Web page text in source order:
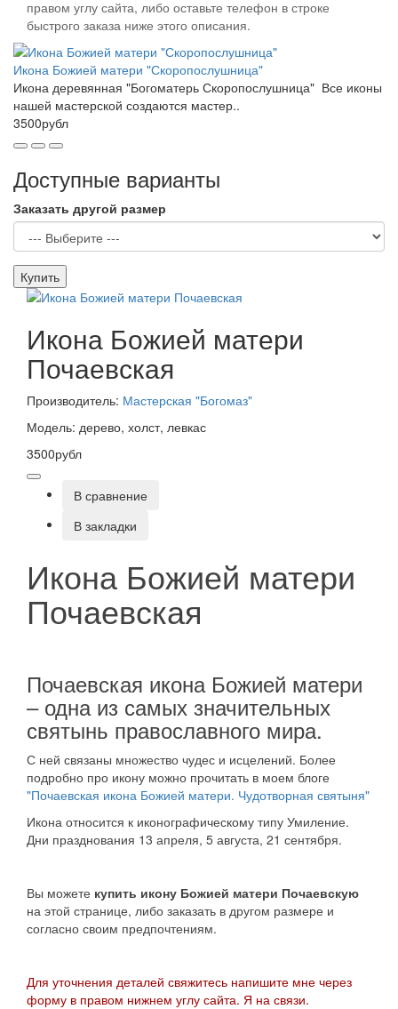
правом углу сайта, либо оставьте телефон в строке
быстрого заказа ниже этого описания.
Икона Божией матери "Скоропослушница"
Икона деревянная "Богоматерь Скоропослушница" Все иконы
нашей мастерской создаются мастер..
3500рубл
Доступные варианты
Заказать другой размер
Купить
Икона Божией матери
Почаевская
Производитель: Мастерская "Богомаз"
Модель: дерево, холст, левкас
3500рубл
В сравнение
В закладки
Икона Божией матери
Почаевская
Почаевская икона Божией матери
– одна из самых значительных
святынь православного мира.
С ней связаны множество чудес и исцелений. Более
подробно про икону можно прочитать в моем блоге
"Почаевская икона Божией матери. Чудотворная святыня"
Икона относится к иконографическому типу Умиление.
Дни празднования 13 апреля, 5 августа, 21 сентября.
Вы можете купить икону Божией матери Почаевскую
на этой странице, либо заказать в другом размере и
согласно своим предпочтениям.
Для уточнения деталей свяжитесь напишите мне через
форму в правом нижнем углу сайта. Я на связи.